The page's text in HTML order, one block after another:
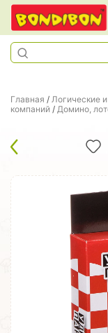
Главная / Логические
компаний / Домино,